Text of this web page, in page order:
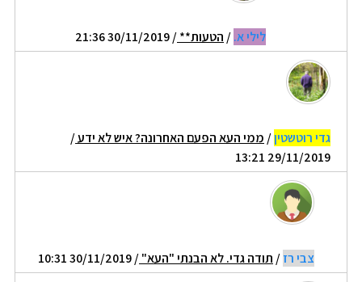
לילי א./ הטעות**/ 30/11/2019 21:36
גדי רוטשטין/ ממי העא הפעם האחרונה? איש לא ידע/
29/11/2019 13:21
צבי רז/ תודה גדי. לא הבנתי "העא"/ 30/11/2019 10:31